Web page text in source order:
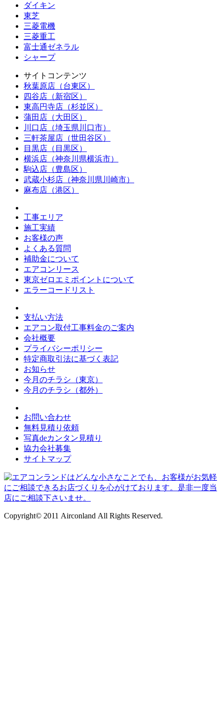
ダイキン
東芝
三菱電機
三菱重工
富士通ゼネラル
シャープ
サイトコンテンツ
秋葉原店（台東区）
四谷店（新宿区）
東高円寺店（杉並区）
蒲田店（大田区）
川口店（埼玉県川口市）
三軒茶屋店（世田谷区）
目黒店（目黒区）
横浜店（神奈川県横浜市）
駒込店（豊島区）
武蔵小杉店（神奈川県川崎市）
麻布店（港区）
工事エリア
施工実績
お客様の声
よくある質問
補助金について
エアコンリース
東京ゼロエミポイントについて
エラーコードリスト
支払い方法
エアコン取付工事料金のご案内
会社概要
プライバシーポリシー
特定商取引法に基づく表記
お知らせ
今月のチラシ（東京）
今月のチラシ（都外）
お問い合わせ
無料見積り依頼
写真deカンタン見積り
協力会社募集
サイトマップ
Copyright© 2011 Airconland All Rights Reserved.